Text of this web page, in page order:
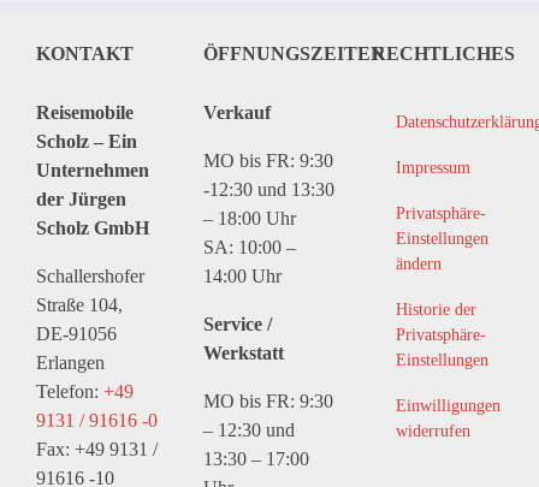
KONTAKT
Reisemobile
Scholz – Ein
Unternehmen
der Jürgen
Scholz GmbH
Schallershofer
Straße 104,
DE-91056
Erlangen
Telefon: +49
9131 / 91616 -0
Fax: +49 9131 /
91616 -10
ÖFFNUNGSZEITEN
Verkauf
MO bis FR: 9:30
-12:30 und 13:30
– 18:00 Uhr
SA: 10:00 –
14:00 Uhr
Service /
Werkstatt
MO bis FR: 9:30
– 12:30 und
13:30 – 17:00
RECHTLICHES
Impressum
Privatsphäre-
Einstellungen
ändern
Historie der
Privatsphäre-
Einstellungen
Einwilligungen
widerrufen